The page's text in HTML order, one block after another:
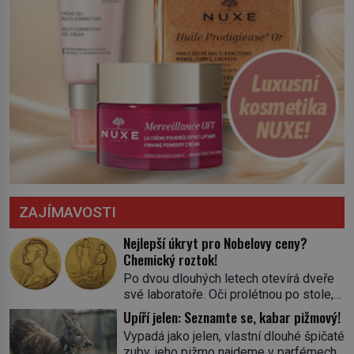
ZAJÍMAVOSTI
Nejlepší úkryt pro Nobelovy ceny?
Chemický roztok!
Po dvou dlouhých letech otevírá dveře
své laboratoře. Oči prolétnou po stole,
aby pak ulpěly na regálu, kde se nachází
všemožné látky. Hledá žluto-oranžovou
tekutinu, jakmile ji zahlédne, nesmírně
Upíří jelen: Seznamte se, kabar pižmový!
Vypadá jako jelen, vlastní dlouhé špičaté